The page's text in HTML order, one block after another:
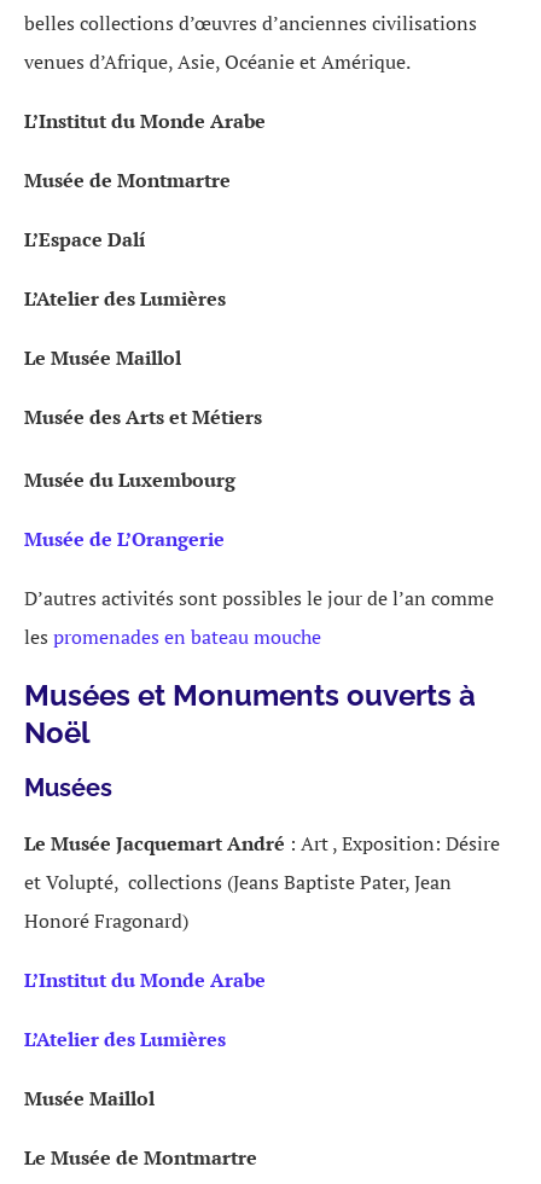
belles collections d’œuvres d’anciennes civilisations
venues d’Afrique, Asie, Océanie et Amérique.
L’Institut du Monde Arabe
Musée de Montmartre
L’Espace Dalí
L’Atelier des Lumières
Le Musée Maillol
Musée des Arts et Métiers
Musée du Luxembourg
Musée de L’Orangerie
D’autres activités sont possibles le jour de l’an comme
les promenades en bateau mouche
Musées et Monuments ouverts à
Noël
Musées
Le Musée JacquemartAndré : Art , Exposition: Désire
et Volupté, collections (Jeans Baptiste Pater, Jean
Honoré Fragonard)
L’Institut du Monde Arabe
L’Atelier des Lumières
Musée Maillol
Le Musée de Montmartre